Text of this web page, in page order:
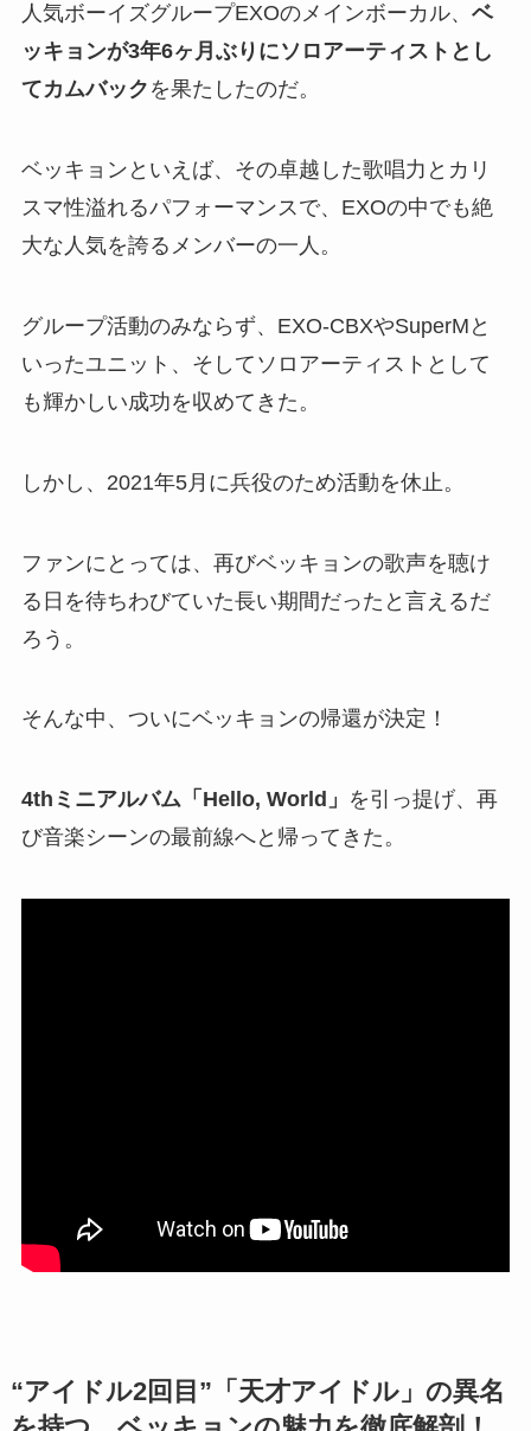
人気ボーイズグループEXOのメインボーカル、 ベ
ッキョンが3年6ヶ月ぶりにソロアーティストとし
てカムバック を果たしたのだ。
ベッキョンといえば、その卓越した歌唱力とカリ
スマ性溢れるパフォーマンスで、EXOの中でも絶
大な人気を誇るメンバーの一人。
グループ活動のみならず、EXO-CBXやSuperMと
いったユニット、そしてソロアーティストとして
も輝かしい成功を収めてきた。
しかし、2021年5月に兵役のため活動を休止。
ファンにとっては、再びベッキョンの歌声を聴け
る日を待ちわびていた長い期間だったと言えるだ
ろう。
そんな中、ついにベッキョンの帰還が決定！
4thミニアルバム「Hello, World」 を引っ提げ、再
び音楽シーンの最前線へと帰ってきた。
“アイドル2回目 ”「天才アイドル」の異名